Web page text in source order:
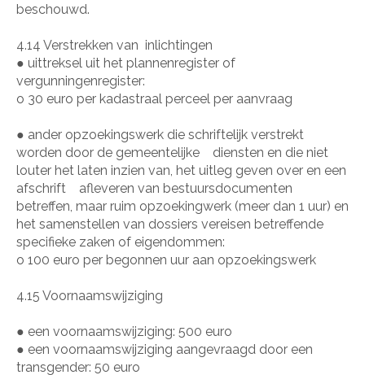
beschouwd.
4.14 Verstrekken van inlichtingen
● uittreksel uit het plannenregister of
vergunningenregister:
o 30 euro per kadastraal perceel per aanvraag
● ander opzoekingswerk die schriftelijk verstrekt
worden door de gemeentelijke
diensten en die niet
louter het laten inzien van, het uitleg geven over en een
afschrift
afleveren van bestuursdocumenten
betreffen, maar ruim opzoekingwerk (meer dan 1 uur) en
het samenstellen van dossiers vereisen betreffende
specifieke zaken of eigendommen:
o 100 euro per begonnen uur aan opzoekingswerk
4.15 Voornaamswijziging
● een voornaamswijziging: 500 euro
● een voornaamswijziging aangevraagd door een
transgender: 50 euro